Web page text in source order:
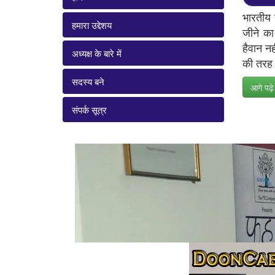
हमारा उद्देशय
अध्यक्ष के बारे में
सदस्य बने
संपर्क सूत्र
जीने
हैवान
की
आगे पढ़े